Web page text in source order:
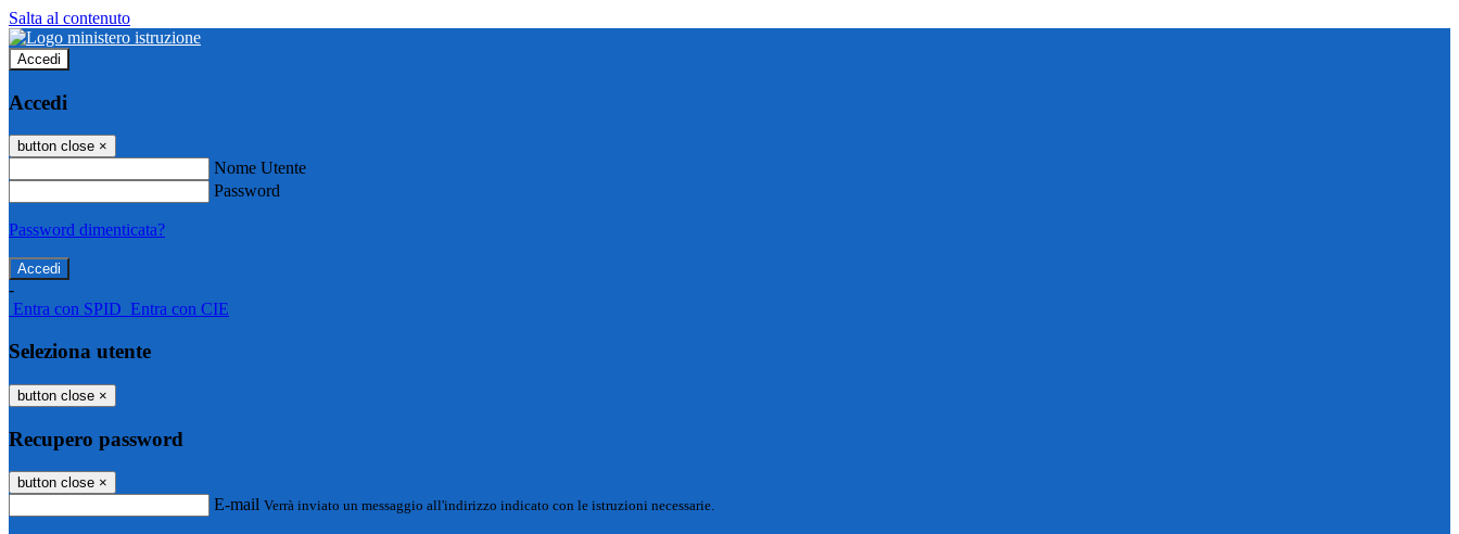
Salta al contenuto
Accedi
Accedi
button close ×
Nome Utente
Password
Password dimenticata?
-
Entra con SPID Entra con CIE
Seleziona utente
button close ×
Recupero password
button close ×
E-mail Verrà inviato un messaggio all'indirizzo indicato con le istruzioni necessarie.